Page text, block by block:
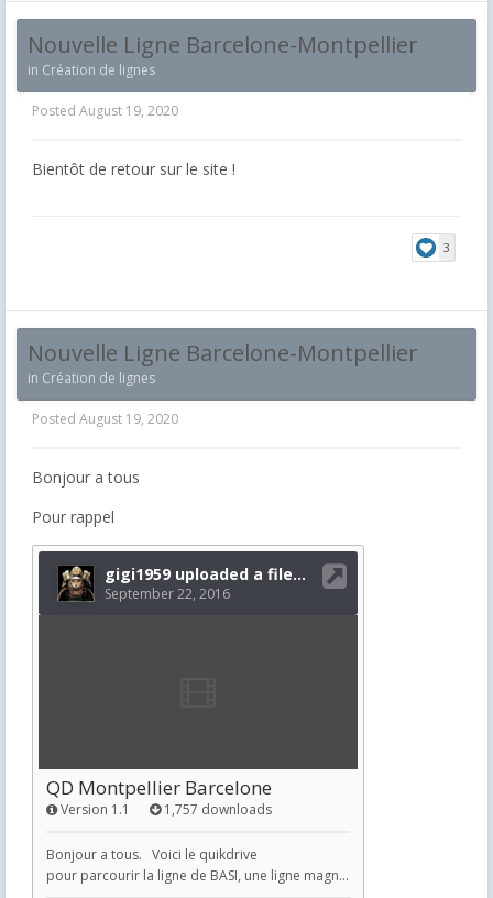
Nouvelle Ligne Barcelone-Montpellier
in Création de lignes
Posted August 19, 2020
Bientôt de retour sur le site !
3
Nouvelle Ligne Barcelone-Montpellier
in Création de lignes
Posted August 19, 2020
Bonjour a tous
Pour rappel